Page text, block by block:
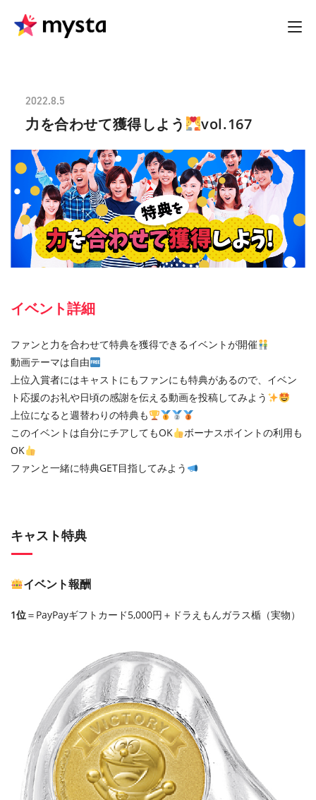
2022.8.5
力を合わせて獲得しよう vol.167
イベント詳細
ファンと力を合わせて特典を獲得できるイベントが開催
動画テーマは自由
上位入賞者にはキャストにもファンにも特典があるので、イベン
ト応援のお礼や日頃の感謝を伝える動画を投稿してみよう
上位になると週替わりの特典も
このイベントは自分にチアしてもOK
ボーナスポイントの利用も
OK
ファンと一緒に特典GET目指してみよう
キャスト特典
イベント報酬
1位＝PayPayギフトカード5,000円＋ドラえもんガラス楯（実物）